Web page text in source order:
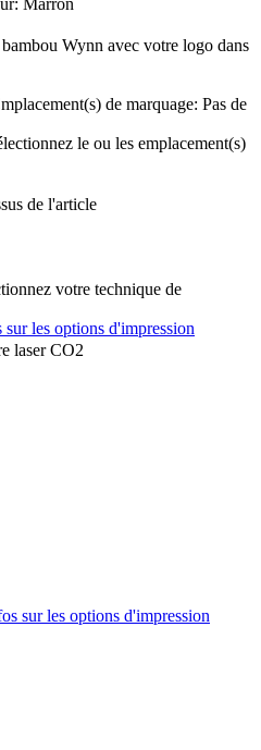
de marquage: Pas de
le ou les emplacement(s)
de l'article
votre technique de
sur les options d'impression
laser CO2
sur les options d'impression